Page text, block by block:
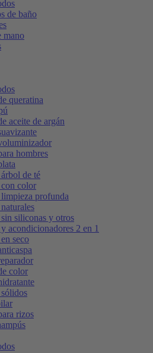
de baño
mano
queratina
aceite de argán
hombres
de té
color
profunda
siliconas y otros
acondicionadores 2 en 1
seco
color
rizos